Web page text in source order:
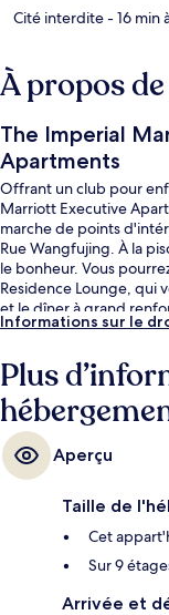
Cité interdite- 16 min
À propos
The Imperial
Apartments
Offrant un club pour
Marriott Executive
marche de points
Rue Wangfujing. À la
le bonheur. Vous
Residence Lounge, qui
et le dîner à grand
souci du détail...
au choix et des
voyageurs adorent le
situent à une courte
8 min et Station de
Informations sur le
Plus
Aperçu
Taille de
Cet
Sur 9
Arrivée et